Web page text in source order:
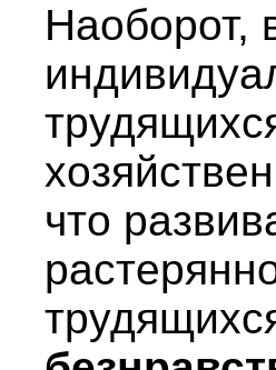
Наоборот,
что